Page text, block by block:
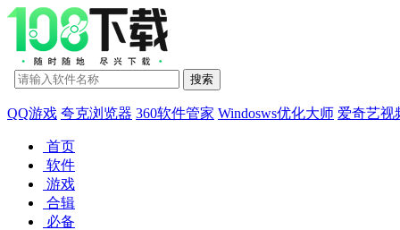
QQ游戏 夸克浏览器 360软件管家 Windosws优化大师 爱奇艺视
首页
软件
游戏
合辑
必备